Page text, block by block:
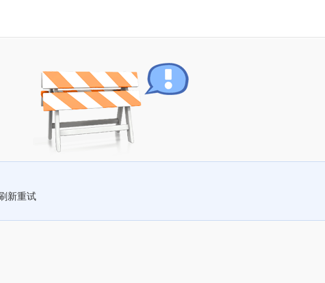
新重试